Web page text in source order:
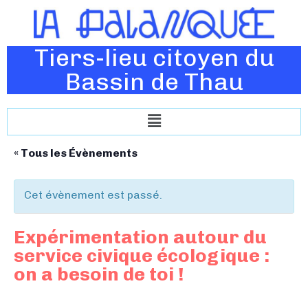
Tiers-lieu citoyen du
Bassin de Thau
« Tous les Évènements
Cet évènement est passé.
Expérimentation autour du
service civique écologique :
on a besoin de toi !